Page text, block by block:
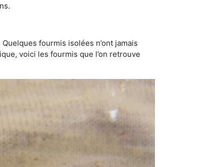
fourmis isolées n’ont jamais
voici les fourmis que l’on retrouve